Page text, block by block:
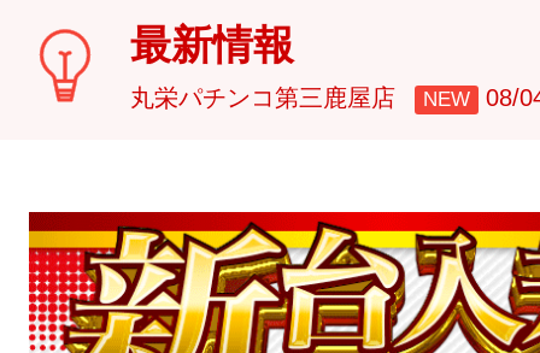
最新情報
丸栄パチンコ第三鹿屋店 NEW 08/